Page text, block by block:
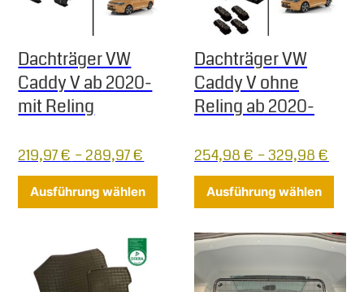
Dachträger VW
Caddy V ab 2020-
mit Reling
219,97€ –289,97€
Ausführung wählen Dieses Produkt weist mehrere
Dachträger VW
Caddy V ohne
Reling ab 2020-
254,98€ –329,98€
Ausführung wählen